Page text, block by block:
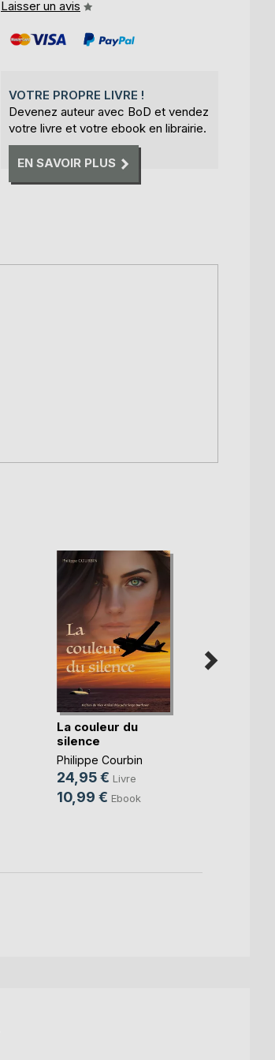
Laisser un avis
VOTRE PROPRE LIVRE !
Devenez auteur avec BoD et vendez
votre livre et votre ebook en librairie.
EN SAVOIR PLUS
La couleur du
silence
Philippe Courbin
24,95 € Livre
10,99 € Ebook